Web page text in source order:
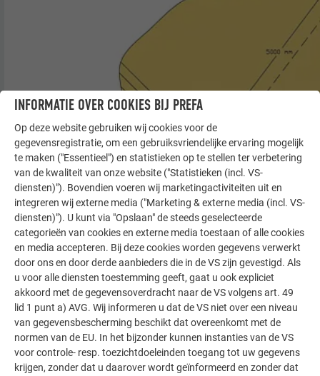
Snoermaat
Bepaling van een rechte hoek met de 3-4-5-methode
Markeer eerst het gewenste hoekpunt. Trek vervolgens langs
de rand waar de rechte hoek moet ontstaan een lengte van 3
m af. Vanaf hetzelfde hoekpunt meet u nu, ongeveer in de
INFORMATIE OVER COOKIES BIJ PREFA
Op deze website gebruiken wij cookies voor de
gegevensregistratie, om een gebruiksvriendelijke ervaring mogelijk
te maken ("Essentieel") en statistieken op te stellen ter verbetering
van de kwaliteit van onze website ("Statistieken (incl. VS-
diensten)"). Bovendien voeren wij marketingactiviteiten uit en
integreren wij externe media ("Marketing & externe media (incl. VS-
diensten)"). U kunt via "Opslaan" de steeds geselecteerde
categorieën van cookies en externe media toestaan of alle cookies
en media accepteren. Bij deze cookies worden gegevens verwerkt
door ons en door derde aanbieders die in de VS zijn gevestigd. Als
u voor alle diensten toestemming geeft, gaat u ook expliciet
akkoord met de gegevensoverdracht naar de VS volgens art. 49
lid 1 punt a) AVG. Wij informeren u dat de VS niet over een niveau
van gegevensbescherming beschikt dat overeenkomt met de
normen van de EU. In het bijzonder kunnen instanties van de VS
voor controle- resp. toezichtdoeleinden toegang tot uw gegevens
krijgen, zonder dat u daarover wordt geïnformeerd en zonder dat